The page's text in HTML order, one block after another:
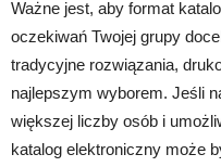
Ważne jest, aby format
oczekiwań Twojej grupy
tradycyjne rozwiązania,
najlepszym wyborem. Jeśli
większej liczby osób i
katalog elektroniczny może